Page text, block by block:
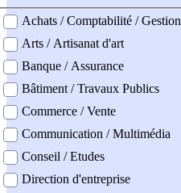
professionel
Achats / Comptabilité / Gestion
Arts / Artisanat d'art
Banque / Assurance
Bâtiment / Travaux Publics
Commerce / Vente
Communication / Multimédia
Conseil / Etudes
Direction d'entreprise